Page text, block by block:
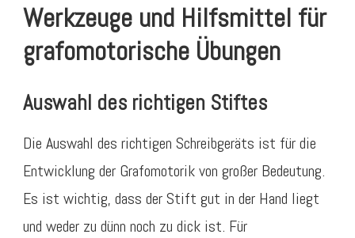
Werkzeuge und Hilfsmittel für
grafomotorische Übungen
Auswahl des richtigen Stiftes
Die Auswahl des richtigen Schreibgeräts ist für die
Entwicklung der Grafomotorik von großer Bedeutung.
Es ist wichtig, dass der Stift gut in der Hand liegt
und weder zu dünn noch zu dick ist. Für